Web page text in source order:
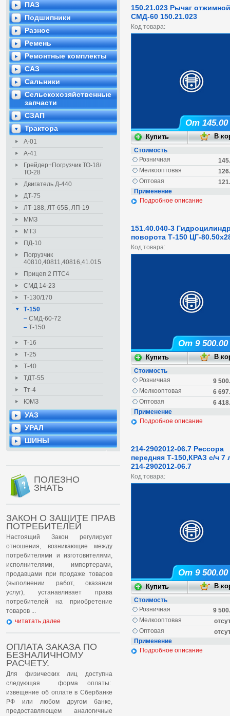
ПАЗ
Подшипники
Разное
Ремень
Ремонтные комплекты
САЗ
Сальники
Сельскохозяйственные
запчасти
СЗАП
Трактора
А-01
А-41
Грейдер+Погрузчик ТО-18/
ТО-28
Двигатель Д-440
ДТ-75
ЛТ-188, ЛТ-65Б, ЛП-19
ММЗ
МТЗ
ПД-10
Погрузчик
40810,40811,40816,41.015
Прицеп 2 ПТС4
СМД 14-23
Т-130/170
Т-150
СМД-60-72
Т-150
Т-16
Т-25
Т-40
ТДТ-55
Тт-4
ЮМЗ
УАЗ
УРАЛ
ШИНЫ
ПОЛЕЗНО
ЗНАТЬ
ЗАКОН О ЗАЩИТЕ ПРАВ
ПОТРЕБИТЕЛЕЙ
Настоящий Закон регулирует
отношения, возникающие между
потребителями и изготовителями,
исполнителями, импортерами,
продавцами при продаже товаров
(выполнении работ, оказании
услуг), устанавливает права
потребителей на приобретение
товаров ...
читатать далее
ОПЛАТА ЗАКАЗА ПО
БЕЗНАЛИЧНОМУ
РАСЧЕТУ.
Для физических лиц доступна
следующая форма оплаты:
извещение об оплате в Сбербанке
РФ или любом другом банке,
предоставляющем аналогичные
150.21.023 Рычаг отжимной
СМД-60 150.21.023
Код товара:
От 145.00
Стоимость
Розничная
Мелкооптовая
Оптовая
Применение
Подробное описание
151.40.040-3
поворота Т-150 ЦГ-
Код товара:
От 9 500.00
Стоимость
9
Розничная
6
Мелкооптовая
6
Оптовая
Применение
Подробное описание
214-2902012-06.7 Рессора
передняя Т-150,КРАЗ с/ч 7
214-2902012-06.7
Код товара:
От 9 500.00
Стоимость
9
Розничная
Мелкооптовая
Оптовая
Применение
Подробное описание